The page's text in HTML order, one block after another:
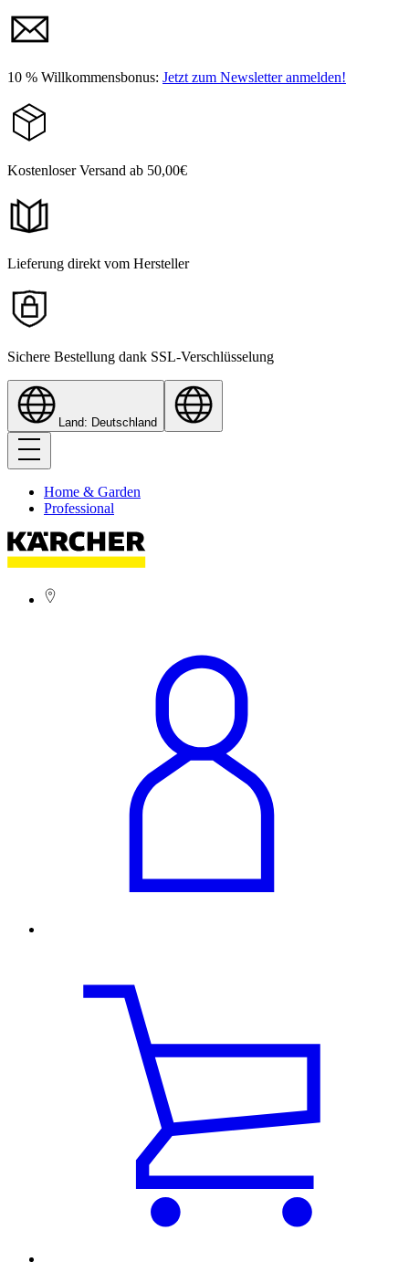
10 % Willkommensbonus: Jetzt zum Newsletter anmelden!
Kostenloser Versand ab 50,00€
Lieferung direkt vom Hersteller
Sichere Bestellung dank SSL-Verschlüsselung
Land: Deutschland
Home & Garden
Professional